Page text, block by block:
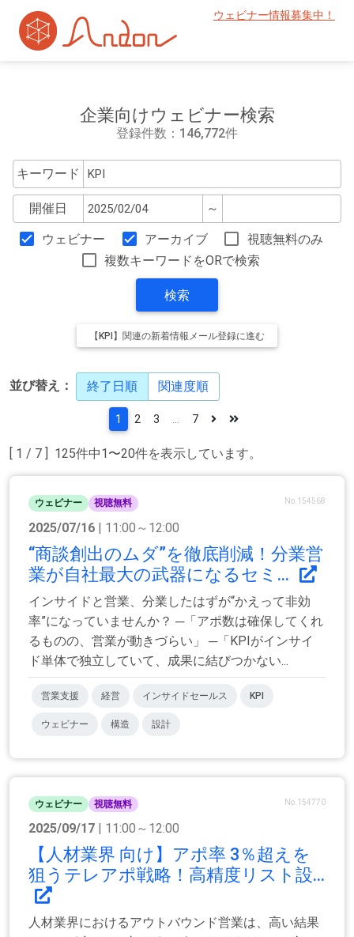
ウェビナー情報募集中！
企業向けウェビナー検索
登録件数：146,772件
キーワード
開催日 ～
ウェビナー アーカイブ
視聴無料のみ
複数キーワードをORで検索
検索
【KPI】関連の新着情報メール登録に進む
並び替え： 終了日順 関連度順
[ 1 / 7 ] 125件中1〜20件を表示しています。
1 2 3 7
ウェビナー 視聴無料 No.154568
2025/07/16 | 11:00～12:00
“商談創出のムダ”を徹底削減！分業営
業が自社最大の武器になるセミ...
インサイドと営業、分業したはずが“かえって非効
率”になっていませんか？ ─「アポ数は確保してくれ
るものの、営業が動きづらい」 ─「KPIがインサイ
ド単体で独立していて、成果に結びつかない...
営業支援 経営 インサイドセールス KPI
ウェビナー 構造 設計
ウェビナー 視聴無料 No.154770
2025/09/17 | 11:00～12:00
【人材業界 向け】アポ率 3％超えを
狙うテレアポ戦略！高精度リスト設...
人材業界におけるアウトバウンド営業は、高い結果